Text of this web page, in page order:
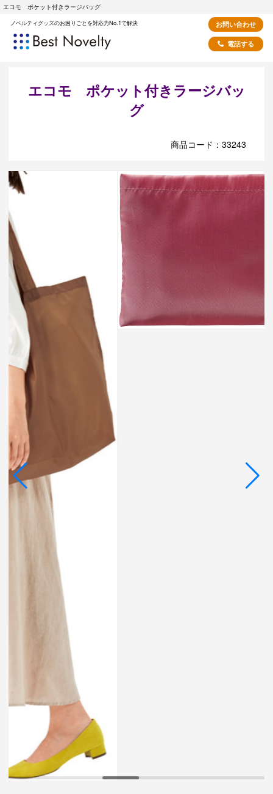
エコモ ポケット付きラージバッグ
ノベルティグッズのお困りごとを対応力No.1で解決
お問い合わせ
電話する
エコモ ポケット付きラージバッ
グ
商品コード：33243